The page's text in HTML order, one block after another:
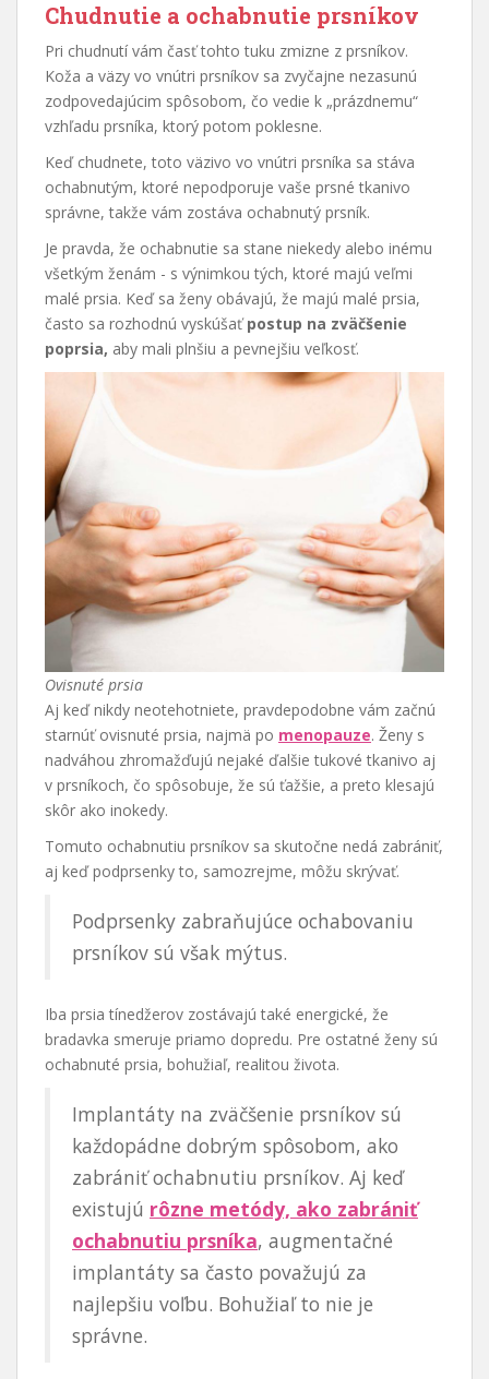
Chudnutie a ochabnutie prsníkov
Pri chudnutí vám časť tohto tuku zmizne z prsníkov.
Koža a väzy vo vnútri prsníkov sa zvyčajne nezasunú
zodpovedajúcim spôsobom, čo vedie k „prázdnemu“
vzhľadu prsníka, ktorý potom poklesne.
Keď chudnete, toto väzivo vo vnútri prsníka sa stáva
ochabnutým, ktoré nepodporuje vaše prsné tkanivo
správne, takže vám zostáva ochabnutý prsník.
Je pravda, že ochabnutie sa stane niekedy alebo inému
všetkým ženám - s výnimkou tých, ktoré majú veľmi
malé prsia. Keď sa ženy obávajú, že majú malé prsia,
často sa rozhodnú vyskúšaťpostup na zväčšenie
poprsia, aby mali plnšiu a pevnejšiu veľkosť.
Ovisnuté prsia
Aj keď nikdy neotehotniete, pravdepodobne vám začnú
starnúť ovisnuté prsia, najmä po menopauze. Ženy s
nadváhou zhromažďujú nejaké ďalšie tukové tkanivo aj
v prsníkoch, čo spôsobuje, že sú ťažšie, a preto klesajú
skôr ako inokedy.
Tomuto ochabnutiu prsníkov sa skutočne nedá zabrániť,
aj keď podprsenky to, samozrejme, môžu skrývať.
Podprsenky zabraňujúce ochabovaniu
prsníkov sú však mýtus.
Iba prsia tínedžerov zostávajú také energické, že
bradavka smeruje priamo dopredu. Pre ostatné ženy sú
ochabnuté prsia, bohužiaľ, realitou života.
Implantáty na zväčšenie prsníkov sú
každopádne dobrým spôsobom, ako
zabrániť ochabnutiu prsníkov. Aj keď
existujú rôzne metódy, ako zabrániť
ochabnutiu prsníka, augmentačné
implantáty sa často považujú za
najlepšiu voľbu. Bohužiaľ to nie je
správne.